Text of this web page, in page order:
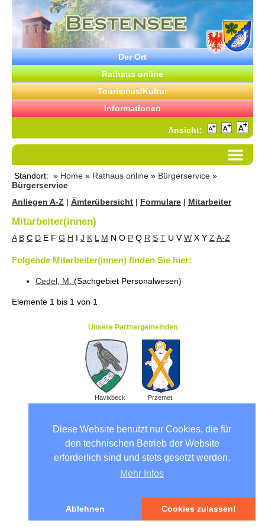
Diese Website benutzt nur Cookies, die für
den technischen Betrieb der Website
erforderlich sind und stets gesetzt werden.
Mehr Infos
Ablehnen Cookies zulassen!
Der Ort
Rathaus online
Tourismus/Kultur
Informationen
Ansicht:
Standort: » Home » Rathaus online » Bürgerservice »
Bürgerservice
Anliegen A-Z | Ämterübersicht | Formulare | Mitarbeiter
Mitarbeiter(innen)
A B C D E F G H I J K L M N O P Q R S T U V W X Y Z A-Z
Folgende Mitarbeiter(innen) finden Sie hier:
Cedel , M. (Sachgebiet Personalwesen)
Elemente 1 bis 1 von 1
Unsere Partnergemeinden
Havixbeck Przemet